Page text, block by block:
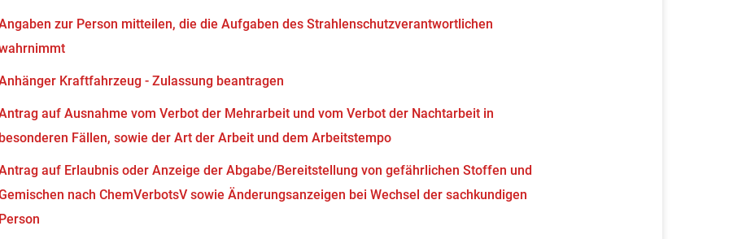
zur Person mitteilen, die die Aufgaben des Strahlenschutzverantwortlichen
Kraftfahrzeug - Zulassung beantragen
auf Ausnahme vom Verbot der Mehrarbeit und vom Verbot der Nachtarbeit in
Fällen, sowie der Art der Arbeit und dem Arbeitstempo
auf Erlaubnis oder Anzeige der Abgabe/Bereitstellung von gefährlichen Stoffen und
nach ChemVerbotsV sowie Änderungsanzeigen bei Wechsel der sachkundigen